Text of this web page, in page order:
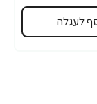
לעגלה